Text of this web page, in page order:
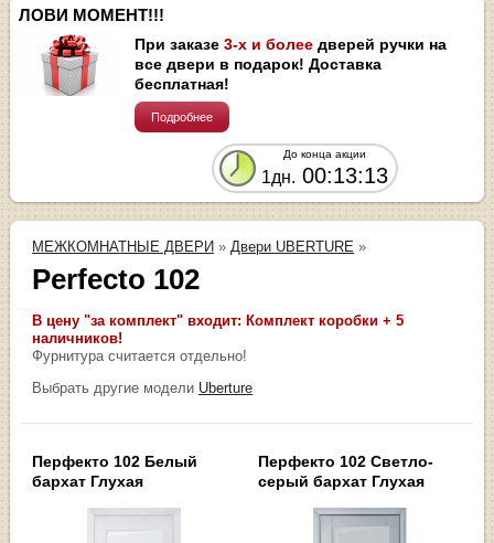
ЛОВИ МОМЕНТ!!!
При заказе3-х и более дверей ручки на
все двери в подарок! Доставка
бесплатная!
Подробнее
До конца акции
1дн. 00:13:12
МЕЖКОМНАТНЫЕ ДВЕРИ » Двери UBERTURE »
Perfecto 102
В цену "за комплект" входит: Комплект коробки + 5
наличников!
Фурнитура считается отдельно!
Выбрать другие модели Uberture
Перфекто 102 Белый
бархат Глухая
Перфекто 102 Светло-
серый бархат Глухая